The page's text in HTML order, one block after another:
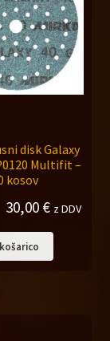
disk Galaxy
Multifit –
kosov
Izvirna
30,00 €Trenutna
cena
je:
z DDV